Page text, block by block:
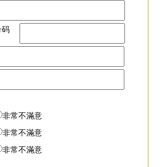
码
非常不滿意
非常不滿意
非常不滿意